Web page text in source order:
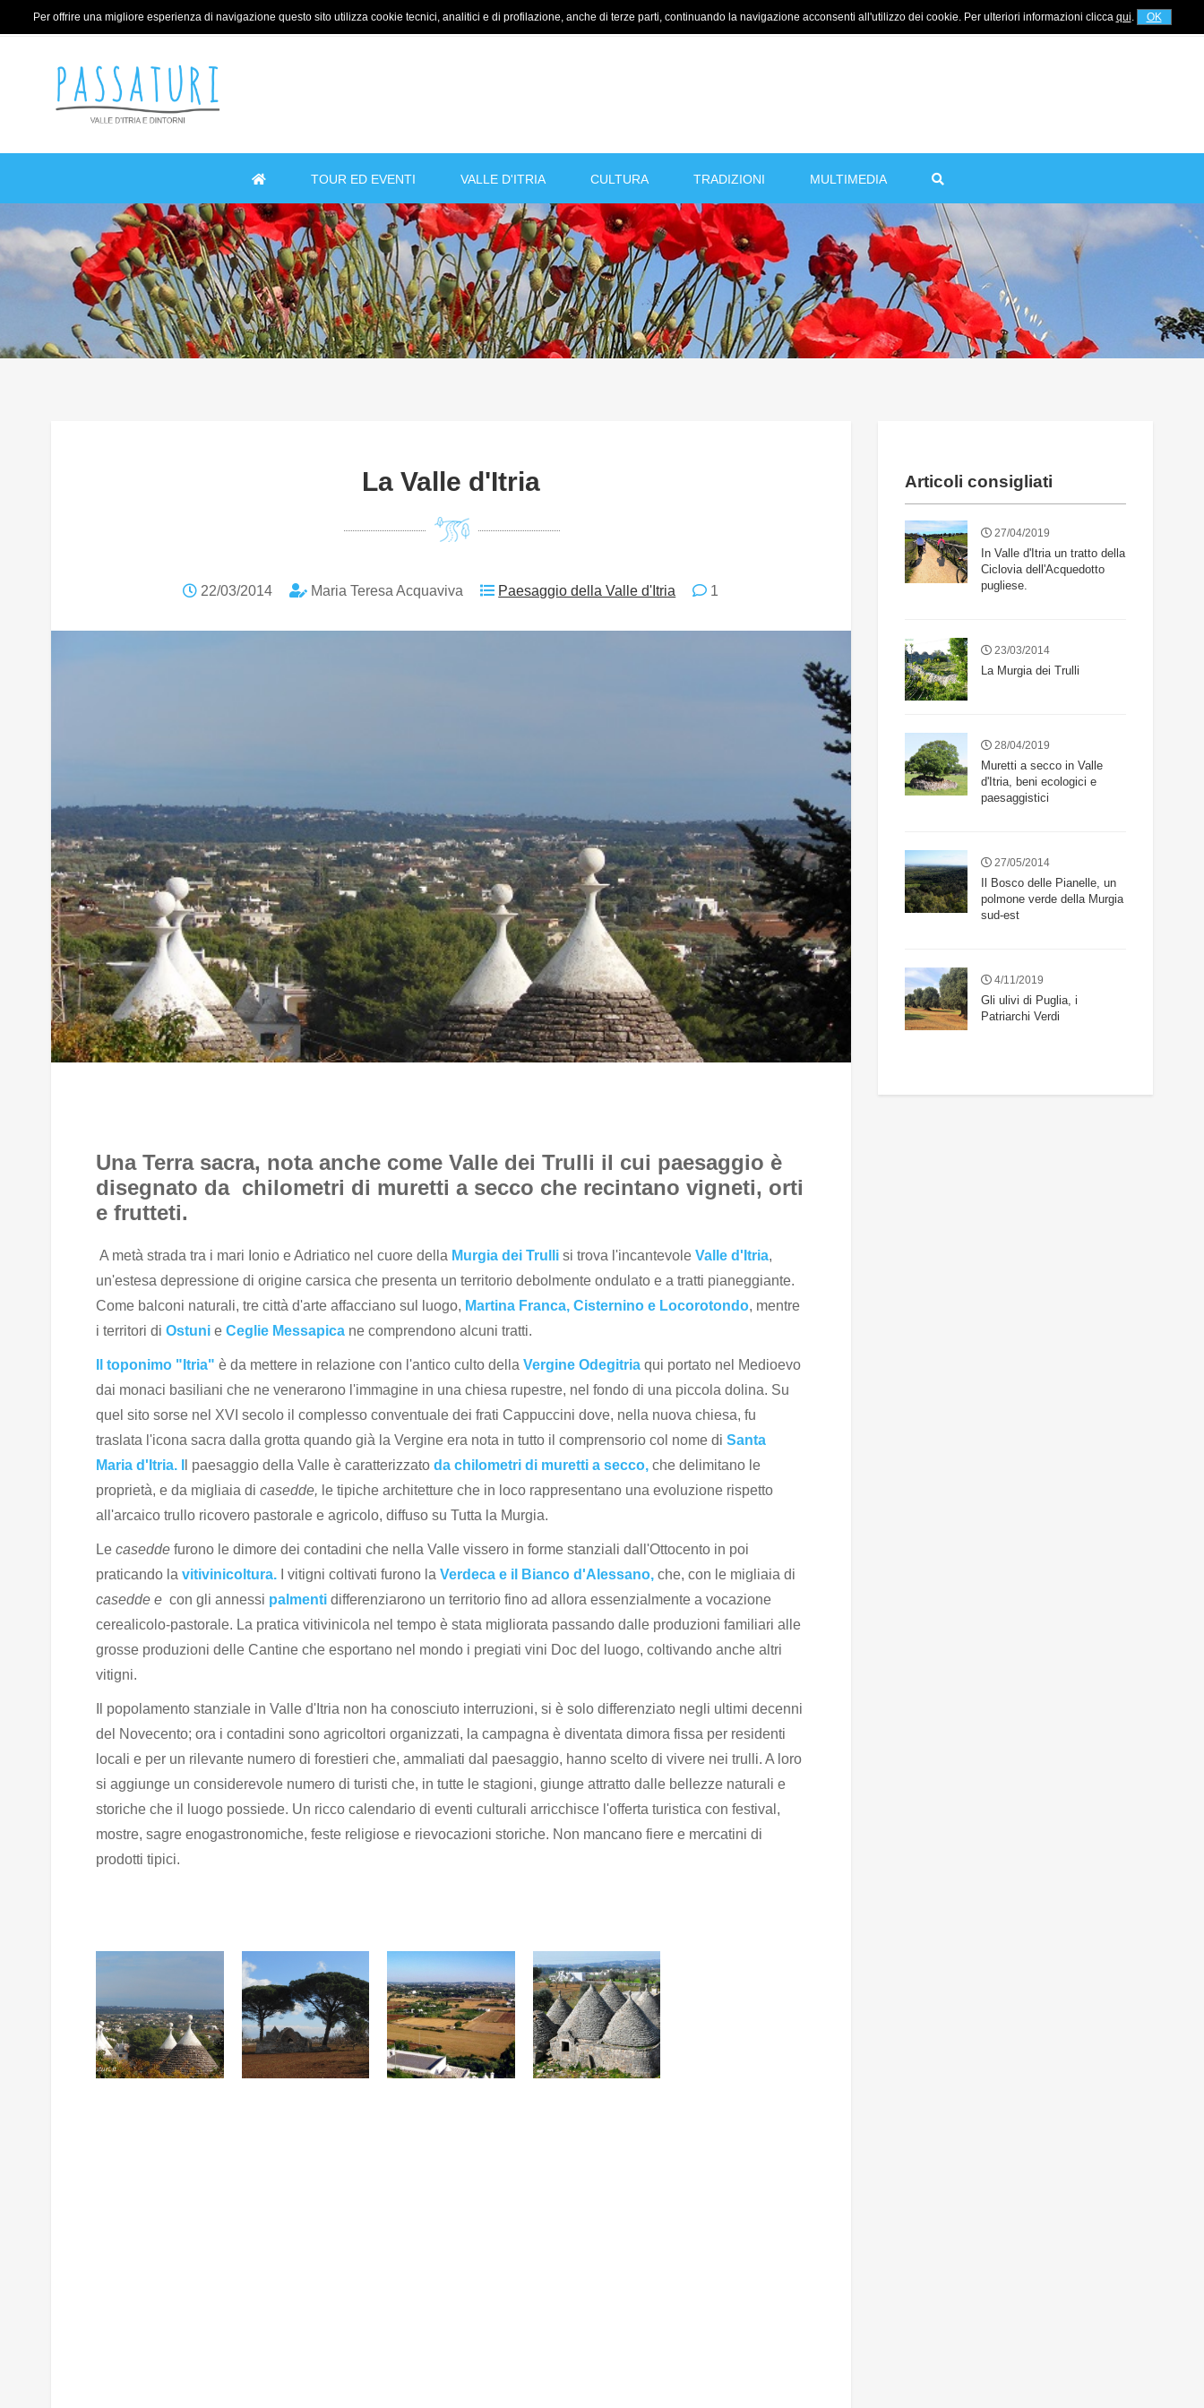
Per offrire una migliore esperienza di navigazione questo sito utilizza cookie tecnici, analitici e di profilazione, anche di terze parti, continuando la navigazione acconsenti all'utilizzo dei cookie. Per ulteriori informazioni clicca qui. OK
Per informazioni+39 320 5753268
TOUR ED EVENTI VALLE D'ITRIA CULTURA TRADIZIONI MULTIMEDIA
La Valle d'Itria
22/03/2014 Maria Teresa Acquaviva Paesaggio della Valle d'Itria 1
Una Terra sacra, nota anche come Valle dei Trulli il cui paesaggio è
disegnato da chilometri di muretti a secco che recintano vigneti, orti
e frutteti.
A metà strada tra i mari Ionio e Adriatico nel cuore della Murgia dei Trulli si trova l'incantevole Valle d'Itria,
un'estesa depressione di origine carsica che presenta un territorio debolmente ondulato e a tratti pianeggiante.
Come balconi naturali, tre città d'arte affacciano sul luogo, Martina Franca, Cisternino e Locorotondo, mentre
i territori di Ostuni e Ceglie Messapica ne comprendono alcuni tratti.
Il toponimo "Itria" è da mettere in relazione con l'antico culto della Vergine Odegitria qui portato nel Medioevo
dai monaci basiliani che ne venerarono l'immagine in una chiesa rupestre, nel fondo di una piccola dolina. Su
quel sito sorse nel XVI secolo il complesso conventuale dei frati Cappuccini dove, nella nuova chiesa, fu
traslata l'icona sacra dalla grotta quando già la Vergine era nota in tutto il comprensorio col nome di Santa
Maria d'Itria. I
l paesaggio della Valle è caratterizzato da chilometri di muretti a secco, che delimitano le
proprietà, e da migliaia di casedde, le tipiche architetture che in loco rappresentano una evoluzione rispetto
all'arcaico trullo ricovero pastorale e agricolo, diffuso su Tutta la Murgia.
Le casedde furono le dimore dei contadini che nella Valle vissero in forme stanziali dall'Ottocento in poi
praticando la vitivinicoltura. I vitigni coltivati furono la Verdeca e il Bianco d'Alessano, che, con le migliaia di
casedde e con gli annessi palmenti differenziarono un territorio fino ad allora essenzialmente a vocazione
cerealicolo-pastorale. La pratica vitivinicola nel tempo è stata migliorata passando dalle produzioni familiari alle
grosse produzioni delle Cantine che esportano nel mondo i pregiati vini Doc del luogo, coltivando anche altri
vitigni.
Il popolamento stanziale in Valle d'Itria non ha conosciuto interruzioni, si è solo differenziato negli ultimi decenni
del Novecento; ora i contadini sono agricoltori organizzati, la campagna è diventata dimora fissa per residenti
locali e per un rilevante numero di forestieri che, ammaliati dal paesaggio, hanno scelto di vivere nei trulli. A loro
si aggiunge un considerevole numero di turisti che, in tutte le stagioni, giunge attratto dalle bellezze naturali e
storiche che il luogo possiede. Un ricco calendario di eventi culturali arricchisce l'offerta turistica con festival,
mostre, sagre enogastronomiche, feste religiose e rievocazioni storiche. Non mancano fiere e mercatini di
prodotti tipici.
Articoli consigliati
27/04/2019
In Valle d'Itria un tratto della
Ciclovia dell'Acquedotto
pugliese.
23/03/2014
La Murgia dei Trulli
28/04/2019
Muretti a secco in Valle
d'Itria, beni ecologici e
paesaggistici
27/05/2014
Il Bosco delle Pianelle, un
polmone verde della Murgia
sud-est
4/11/2019
Gli ulivi di Puglia, i
Patriarchi Verdi